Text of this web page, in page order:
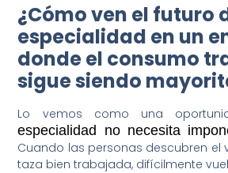
¿Cómo ven el futuro
especialidad en un
donde el consumo
sigue siendo
Lo vemos como una
especialidad no necesita
Cuando las personas descubren el
taza bien trabajada, difícilmente